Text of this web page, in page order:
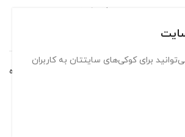
شرایط استفاده
برای کوکی‌های سایتتان به کاربران